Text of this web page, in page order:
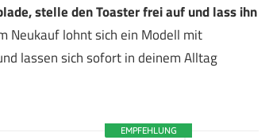
stelle den Toaster frei auf und lass ihn
Neukauf lohnt sich ein Modell mit
lassen sich sofort in deinem Alltag
EMPFEHLUNG